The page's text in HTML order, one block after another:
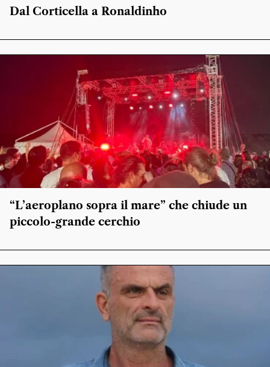
Dal Corticella a Ronaldinho
“L’aeroplano sopra il mare” che chiude un
piccolo-grande cerchio